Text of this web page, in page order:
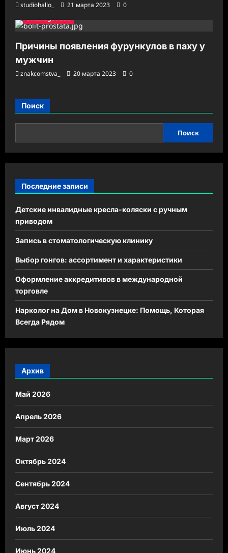
studiohallo_ 21 марта 2023
0
Uncategorised
Причины появления фурункулов в паху у
мужчин
znakcomstva_ 20 марта 2023 0
Поиск
Поиск
Последние записи
Детские инвалидные кресла-коляски с ручным
приводом
Запись в стоматологическую клинику
Выбор гонгов: ассортимент и характеристики
Оформление аккредитивов в международной
торговле
Нарколог на Дом в Новокузнецке: Помощь, Которая
Всегда Рядом
Архив
Май 2026
Апрель 2026
Март 2026
Октябрь 2024
Сентябрь 2024
Август 2024
Июль 2024
Июнь 2024